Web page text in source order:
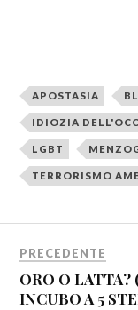
APOSTASIA
IDIOZIA
LGBT
TERRORISMO
PRECEDENTE
ORO O LATTA?
INCUBO A 5